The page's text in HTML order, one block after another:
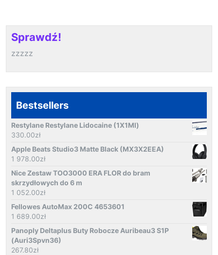
Sprawdź!
zzzzz
Bestsellers
Restylane Restylane Lidocaine (1X1Ml)
330.00zł
Apple Beats Studio3 Matte Black (MX3X2EEA)
1 978.00zł
Nice Zestaw TOO3000 ERA FLOR do bram
skrzydłowych do 6 m
1 052.00zł
Fellowes AutoMax 200C 4653601
1 689.00zł
Panoply Deltaplus Buty Robocze Auribeau3 S1P
(Auri3Spvn36)
267.80zł